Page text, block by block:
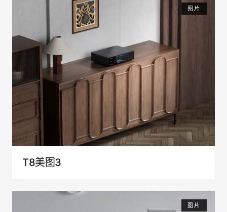
图片
T8美图3
图片